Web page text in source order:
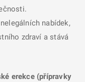
nabídek,
zdraví a stává
erekce (přípravky